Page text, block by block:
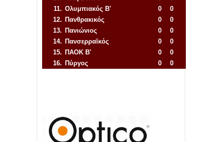
11. Ολυμπιακός Β' 0
0
12. Πανθρακικός 0
0
13. Πανιώνιος 0
0
14. Πανσερραϊκός 0
0
15. ΠΑΟΚ Β' 0
0
16. Πύργος 0
0